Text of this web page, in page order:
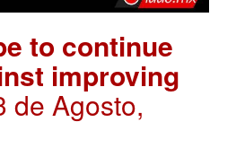
to continue
improving
de Agosto,